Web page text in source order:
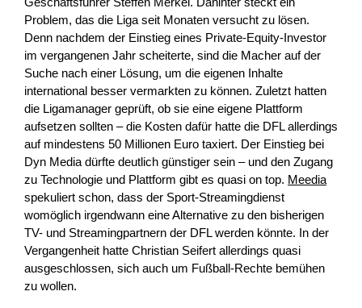
Problem, das die Liga seit Monaten versucht zu lösen.
Denn nachdem der Einstieg eines Private-Equity-Investor
im vergangenen Jahr scheiterte, sind die Macher auf der
Suche nach einer Lösung, um die eigenen Inhalte
international besser vermarkten zu können. Zuletzt hatten
die Ligamanager geprüft, ob sie eine eigene Plattform
aufsetzen sollten – die Kosten dafür hatte die DFL allerdings
auf mindestens 50 Millionen Euro taxiert. Der Einstieg bei
Dyn Media dürfte deutlich günstiger sein – und den Zugang
zu Technologie und Plattform gibt es quasi on top. Meedia
spekuliert schon, dass der Sport-Streamingdienst
womöglich irgendwann eine Alternative zu den bisherigen
TV- und Streamingpartnern der DFL werden könnte. In der
Vergangenheit hatte Christian Seifert allerdings quasi
ausgeschlossen, sich auch um Fußball-Rechte bemühen
zu wollen.